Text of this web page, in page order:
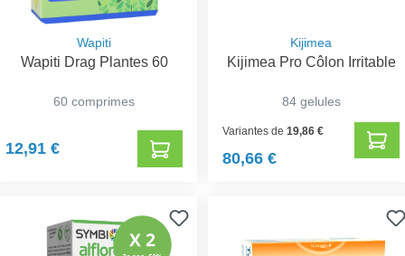
Wapiti
Wapiti Drag Plantes 60
60 comprimes
12,91 €
Kijimea
Kijimea Pro Côlon Irritable
84 gelules
Variantes de19,86 €
80,66 €